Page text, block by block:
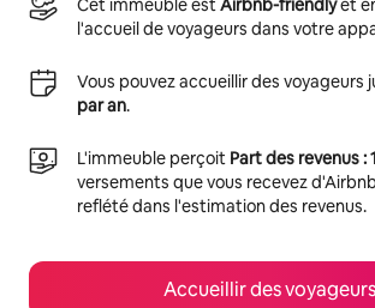
Cet immeuble estAirbnb-friendlyet
l'accueil de voyageurs dans votre
Vous pouvez accueillir des voyageurs
par an.
L'immeuble perçoit Part des revenus :
versements que vous recevez
reflété dans l'estimation des revenus.
Accueillir des voyageurs